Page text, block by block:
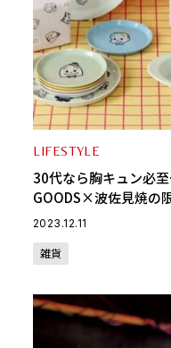
LIFESTYLE
30代なら胸キュン必
GOODS×波佐見焼の
ク！
2023.12.11
雑貨